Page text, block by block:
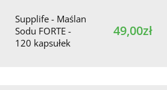
Supplife - Maślan
Sodu FORTE -
120 kapsułek
49,00zł